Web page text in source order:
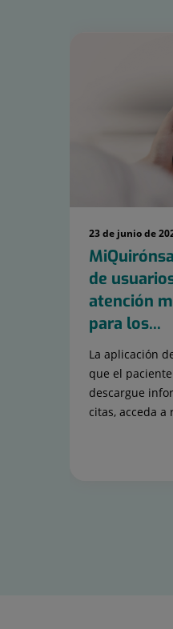
23 de junio de
de
atención
para los...
La aplicación
que el
descargue
citas, acceda